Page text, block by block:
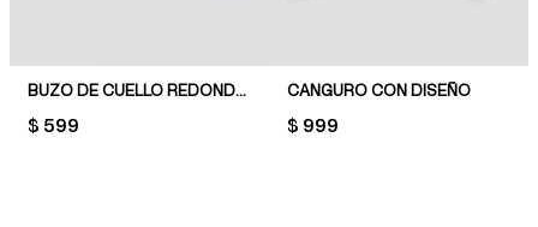
BUZO DE CUELLO REDONDO
PRICE:
$ 599
CANGURO CON DISEÑO
PRICE:
$ 999